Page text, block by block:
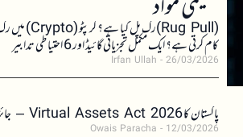
کام کرتی ہے؟ ایک مکمل تجزیاتی گائیڈ اور 6 احتیاطی تدابیر
Irfan Ullah 26/03/2026
پاکستان کا Virtual Assets Act 2026 – جائزہ
Owais Paracha 12/03/2026